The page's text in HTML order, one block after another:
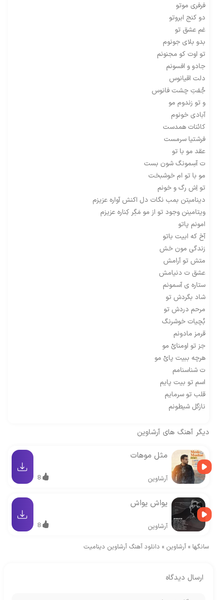
فرفری موتو
دو کنج ابروتو
غم عشق تو
بدو بلای جونوم
تو اوت کو مجنونم
جادو و افسونم
دلت اقیانوس
جُفتِ چشت فانوس
و تو زندوم مو
آبادی خونوم
کائنات همدست
فرشتیا سرمست
عقد مو با تو
ت آسِمونگ شون بست
مو با تو ام خوشبخت
تو اِش رگ و خونم
دینامیتن بمب نگات دل اکنش آواره عزیزم
ویتامینن وجود تو از مو مَگِر کِناره عزیزم
امونم پاتو
آخ که ابیت باتو
زندگی مون خش
متش تو آرامش
عشق ت دنیامش
ستاره ی آسمونم
شاد بگردش تو
مرحم دردش تو
بُچیات خوشرنگ
قرمز مادونم
جز تو اومنایْ مو
هرچه ببیت پایْ مو
ت شناسنامم
اسم تو بیت پایم
قلب تو سرمایم
نازگل شیطونم
دیگر آهنگ های آرشاوین
مثل موهات
آرشاوین 8
یواش یواش
آرشاوین 8
سانگها » آرشاوین » دانلود آهنگ آرشاوین دینامیت
ارسال دیدگاه